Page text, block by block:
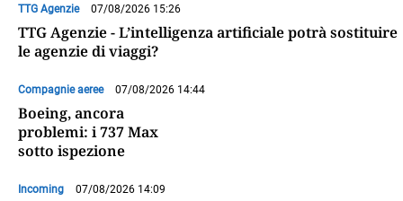
TTG Agenzie 07/08/2026 15:26
TTG Agenzie - L’intelligenza artificiale potrà sostituire
le agenzie di viaggi?
Compagnie aeree 07/08/2026 14:44
Boeing, ancora
problemi: i 737 Max
sotto ispezione
Incoming 07/08/2026 14:09